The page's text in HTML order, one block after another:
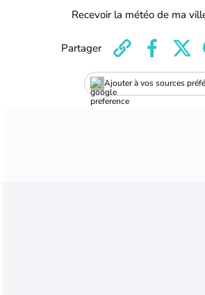
Recevoir la météo de ma
Ajouter à vos sources
Partager